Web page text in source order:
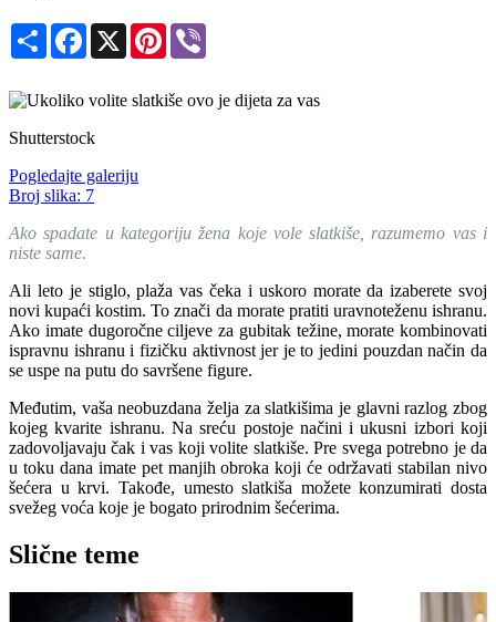
Share Facebook
X Pinterest
Shutterstock
Pogledajte galeriju
Broj slika: 7
Ako spadate u kategoriju žena koje vole slatkiše, razumemo vas i
niste same.
Ali leto je stiglo, plaža vas čeka i uskoro morate da izaberete svoj
novi kupaći kostim. To znači da morate pratiti uravnoteženu ishranu.
Ako imate dugoročne ciljeve za gubitak težine, morate kombinovati
ispravnu ishranu i fizičku aktivnost jer je to jedini pouzdan način da
se uspe na putu do savršene figure.
Međutim, vaša neobuzdana želja za slatkišima je glavni razlog zbog
kojeg kvarite ishranu. Na sreću postoje načini i ukusni izbori koji
zadovoljavaju čak i vas koji volite slatkiše. Pre svega potrebno je da
u toku dana imate pet manjih obroka koji će održavati stabilan nivo
šećera u krvi. Takođe, umesto slatkiša možete konzumirati dosta
svežeg voća koje je bogato prirodnim šećerima.
Slične teme